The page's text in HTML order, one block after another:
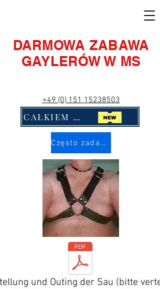
DARMOWA ZABAWA
GAYLERÓW W MS
+49 (0) 151 15238503
CAŁKIEM NOWY! Kliknij mnie!!
Często zadawane pytania
und Outing der Sau (bitte